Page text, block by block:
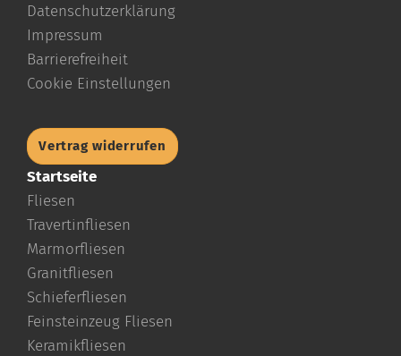
Datenschutzerklärung
Impressum
Barrierefreiheit
Cookie Einstellungen
Vertrag widerrufen
Startseite
Fliesen
Travertinfliesen
Marmorfliesen
Granitfliesen
Schieferfliesen
Feinsteinzeug Fliesen
Keramikfliesen